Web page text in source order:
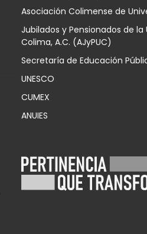
Asociación Colimense de
Jubilados y Pensionados de la
Colima, A.C. (AJyPUC)
Secretaría de Educación
UNESCO
CUMEX
ANUIES